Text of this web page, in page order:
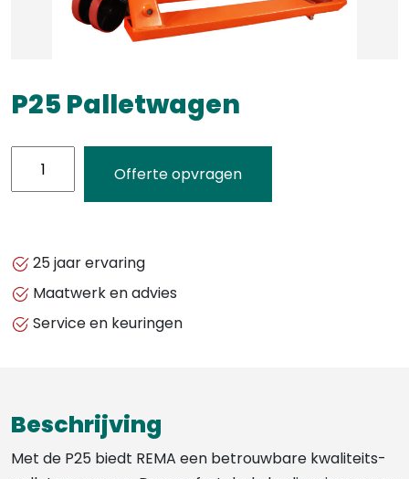
P25 Palletwagen
Offerte opvragen
25 jaar ervaring
Maatwerk en advies
Service en keuringen
Beschrijving
Met de P25 biedt REMA een betrouwbare kwaliteits-